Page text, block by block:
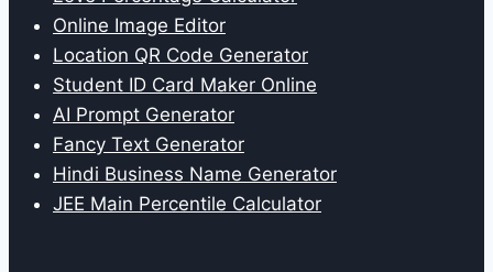
Online Image Editor
Location QR Code Generator
Student ID Card Maker Online
AI Prompt Generator
Fancy Text Generator
Hindi Business Name Generator
JEE Main Percentile Calculator